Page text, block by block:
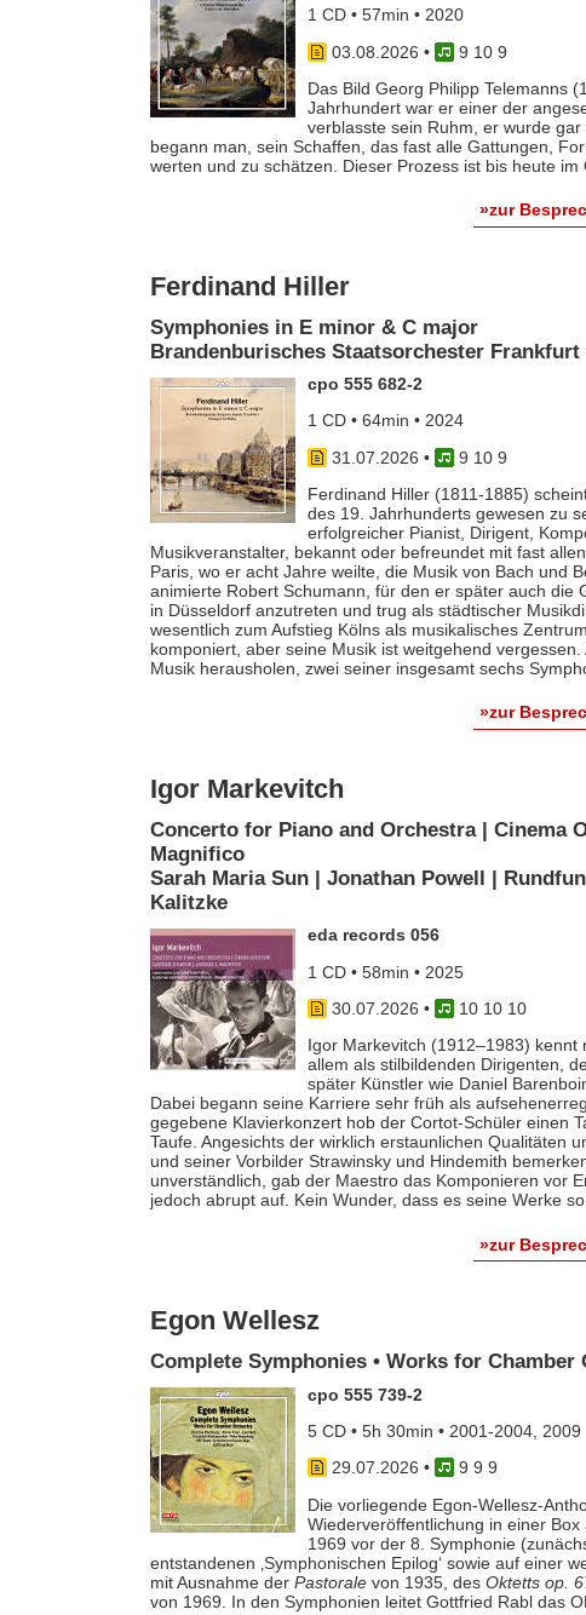
1 CD • 57min • 2020
03.08.2026 •
9 10 9
Das Bild Georg Philipp Telemanns
Jahrhundert war er einer der
verblasste sein Ruhm, er wurde
begann man, sein Schaffen, das fast alle Gattungen,
werten und zu schätzen. Dieser Prozess ist bis heute im
»zur
Ferdinand Hiller
Symphonies in E minor & C major
Brandenburisches Staatsorchester
cpo 555 682-2
1 CD • 64min • 2024
31.07.2026 •
9 10 9
Ferdinand Hiller (1811-1885)
des 19. Jahrhunderts gewesen zu
erfolgreicher Pianist, Dirigent,
Musikveranstalter, bekannt oder befreundet mit fast
Paris, wo er acht Jahre weilte, die Musik von Bach und
animierte Robert Schumann, für den er später auch die
in Düsseldorf anzutreten und trug als städtischer
wesentlich zum Aufstieg Kölns als musikalisches
komponiert, aber seine Musik ist weitgehend
Musik herausholen, zwei seiner insgesamt sechs
»zur
Igor Markevitch
Concerto for Piano and Orchestra | Cinema
Magnifico
Sarah Maria Sun | Jonathan Powell |
Kalitzke
eda records 056
1 CD • 58min • 2025
30.07.2026 •
10 10 10
Igor Markevitch (1912–1983)
allem als stilbildenden Dirigenten,
später Künstler wie Daniel
Dabei begann seine Karriere sehr früh als
gegebene Klavierkonzert hob der Cortot-Schüler einen
Taufe. Angesichts der wirklich erstaunlichen Qualitäten
und seiner Vorbilder Strawinsky und Hindemith
unverständlich, gab der Maestro das Komponieren vor
jedoch abrupt auf. Kein Wunder, dass es seine Werke
»zur
Egon Wellesz
Complete Symphonies • Works for Chamber
cpo 555 739-2
5 CD • 5h 30min • 2001-2004, 2009
29.07.2026 •
9 9 9
Die vorliegende Egon-Wellesz-
Wiederveröffentlichung in einer
1969 vor der 8. Symphonie
entstandenen ‚Symphonischen Epilog‘ sowie auf einer
mit Ausnahme der Pastoralevon 1935, des Oktetts op.
von 1969. In den Symphonien leitet Gottfried Rabl das